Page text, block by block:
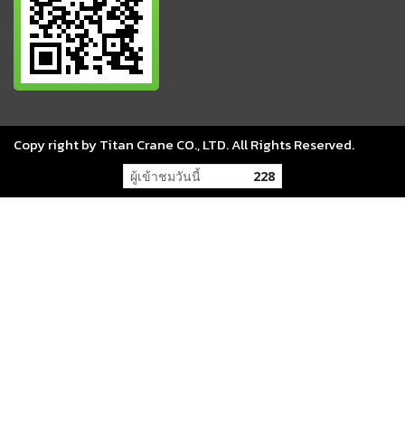
Copy right by Titan Crane CO., LTD. All Rights Reserved.
ผู้เข้าชมวันนี้ 228